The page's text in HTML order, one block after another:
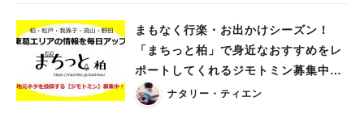
まもなく行楽・お出かけシーズン！
「まちっと柏」で身近なおすすめをレ
ポートしてくれるジモトミン募集中で
す♪
ナタリー・ティエン